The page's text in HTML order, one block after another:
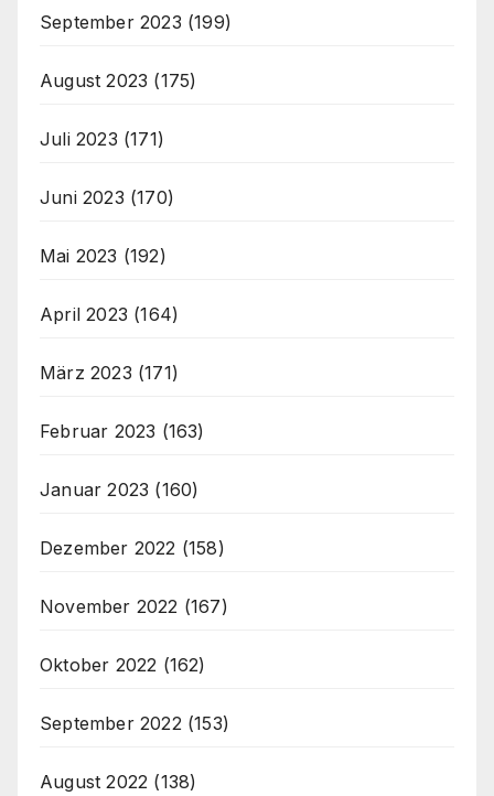
September 2023 (199)
August 2023 (175)
Juli 2023 (171)
Juni 2023 (170)
Mai 2023 (192)
April 2023 (164)
März 2023 (171)
Februar 2023 (163)
Januar 2023 (160)
Dezember 2022 (158)
November 2022 (167)
Oktober 2022 (162)
September 2022 (153)
August 2022 (138)